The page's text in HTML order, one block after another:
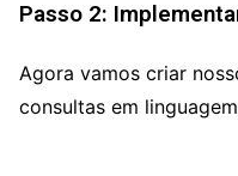
Passo 2:
Agora vamos criar
consultas em